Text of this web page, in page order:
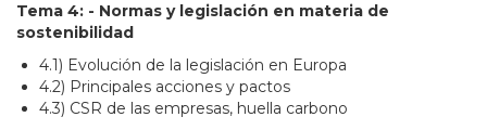
Tema 4: - Normas y legislación en materia de
sostenibilidad
4.1) Evolución de la legislación en Europa
4.2) Principales acciones y pactos
4.3) CSR de las empresas, huella carbono